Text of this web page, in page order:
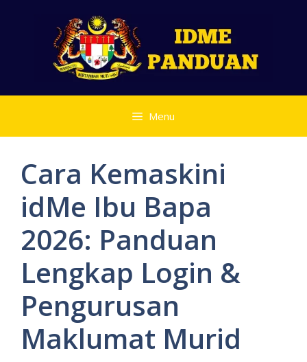
Menu
Cara Kemaskini
idMe Ibu Bapa
2026: Panduan
Lengkap Login &
Pengurusan
Maklumat Murid